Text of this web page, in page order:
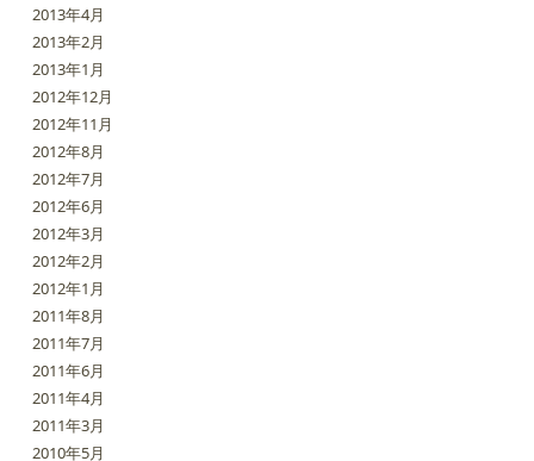
2013年4月
2013年2月
2013年1月
2012年12月
2012年11月
2012年8月
2012年7月
2012年6月
2012年3月
2012年2月
2012年1月
2011年8月
2011年7月
2011年6月
2011年4月
2011年3月
2010年5月